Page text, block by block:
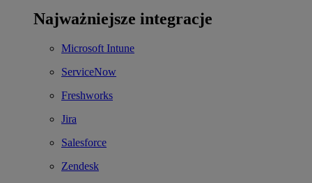
Najważniejsze integracje
Microsoft Intune
ServiceNow
Freshworks
Jira
Salesforce
Zendesk